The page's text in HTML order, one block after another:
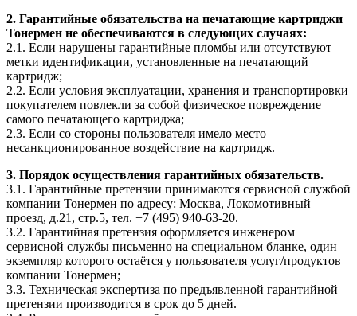
2. Гарантийные обязательства на печатающие картриджи
Тонермен не обеспечиваются в следующих случаях:
2.1. Если нарушены гарантийные пломбы или отсутствуют
метки идентификации, установленные на печатающий
картридж;
2.2. Если условия эксплуатации, хранения и транспортировки
покупателем повлекли за собой физическое повреждение
самого печатающего картриджа;
2.3. Если со стороны пользователя имело место
несанкционированное воздействие на картридж.
3. Порядок осуществления гарантийных обязательств.
3.1. Гарантийные претензии принимаются сервисной службой
компании Тонермен по адресу: Москва, Локомотивный
проезд, д.21, стр.5, тел. +7 (495) 940-63-20.
3.2. Гарантийная претензия оформляется инженером
сервисной службы письменно на специальном бланке, один
экземпляр которого остаётся у пользователя услуг/продуктов
компании Тонермен;
3.3. Техническая экспертиза по предъявленной гарантийной
претензии производится в срок до 5 дней.